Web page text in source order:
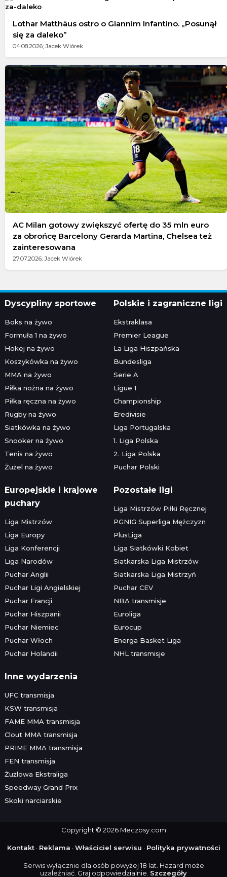
Lothar Matthäus ostro o Giannim Infantino. „Posunął
się za daleko”
04.08.2026; Jacek Wiórek
AC Milan gotowy zwiększyć ofertę do 35 mln euro
za obrońcę Barcelony Gerarda Martina, Chelsea też
zainteresowana
27.07.2026; Jacek Wiórek
Dyscypliny sportowe
Boks na żywo
Formuła 1 na żywo
Hokej na żywo
Koszykówka na żywo
MMA na żywo
Piłka nożna na żywo
Piłka ręczna na żywo
Rugby na żywo
Siatkówka na żywo
Snooker na żywo
Tenis na żywo
Żużel na żywo
Polskie i zagraniczne ligi
Ekstraklasa
Premier League
La Liga Hiszpańska
Bundesliga
Serie A
Ligue 1
Championship
Eredivisie
Liga Portugalska
1. Liga Polska
2. Liga Polska
Puchar Polski
Europejskie i krajowe
puchary
Liga Mistrzów
Liga Europy
Liga Konferencji
Liga Narodów
Puchar Anglii
Puchar Ligi Angielskiej
Puchar Francji
Puchar Hiszpanii
Puchar Niemiec
Puchar Włoch
Puchar Holandii
Pozostałe ligi
Liga Mistrzów Piłki Ręcznej
PGNIG Superliga Mężczyzn
PlusLiga
Liga Siatkówki Kobiet
Siatkarska Liga Mistrzów
Siatkarska Liga Mistrzyń
Puchar CEV
NBA transmisje
Euroliga
Eurocup
Energa Basket Liga
NHL transmisje
Inne wydarzenia
UFC transmisja
KSW transmisja
FAME MMA transmisja
Clout MMA transmisja
PRIME MMA transmisja
FEN transmisja
Żużlowa Ekstraliga
Speedway Grand Prix
Skoki narciarskie
Copyright © 2026 Meczosy.com
Kontakt· Reklama · Właściciel serwisu · Polityka prywatności
Serwis wyłącznie dla osób powyżej 18 lat. Hazard może
uzależniać. Graj odpowiedzialnie. Szczegóły